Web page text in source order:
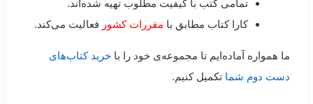
تمامی کتب با کیفیت مطلوب تهیه شده‌اند.
کارا کتاب مطابق با مقررات کشور فعالیت می‌کند.
ما همواره آماده‌ایم تا مجموعه‌ی خود را با خرید کتاب‌های
دست دوم شما تکمیل کنیم.